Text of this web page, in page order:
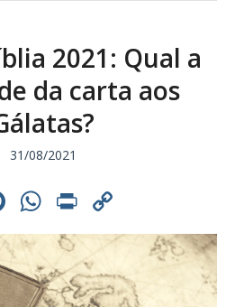
2021: Qual a
da carta aos
31/08/2021
Pinterest
WhatsApp
Print
Link